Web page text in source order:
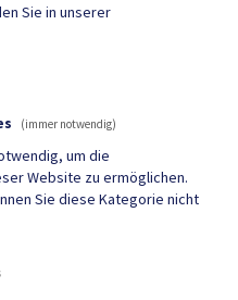
Sport & Freizeit
Sie in unserer
(immer notwendig)
um die
Website zu ermöglichen.
Sie diese Kategorie nicht